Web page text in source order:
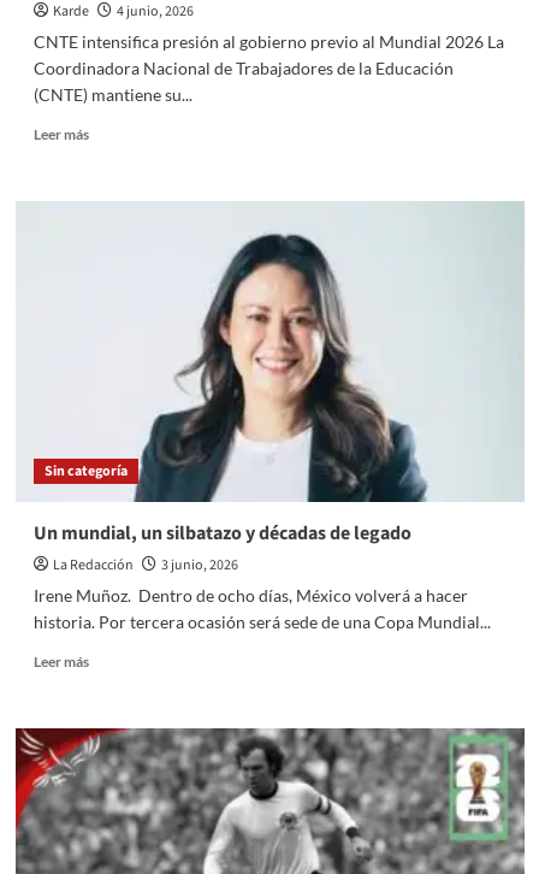
Karde
4 junio, 2026
CNTE intensifica presión al gobierno previo al Mundial 2026 La
Coordinadora Nacional de Trabajadores de la Educación
(CNTE) mantiene su...
Leer másRead
CNTE
protestas
magisteriales
Sin categoría
Un mundial, un silbatazo y décadas de legado
La Redacción
3 junio, 2026
Irene Muñoz. Dentro de ocho días, México volverá a hacer
historia. Por tercera ocasión será sede de una Copa Mundial...
Leer másRead
Un
mundial,
un
silbatazo
y
décadas
de